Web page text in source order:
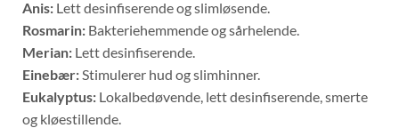
Anis:Lett desinfiserende og slimløsende.
Rosmarin:Bakteriehemmende og sårhelende.
Merian:Lett desinfiserende.
Einebær:Stimulerer hud og slimhinner.
Eukalyptus:Lokalbedøvende, lett desinfiserende, smerte
og kløestillende.